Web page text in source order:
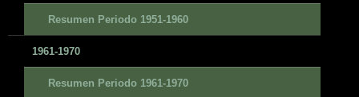
Resumen Periodo 1951-1960
1961-1970
Resumen Periodo 1961-1970